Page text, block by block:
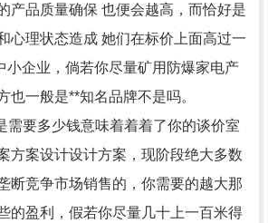
产品质量确保 也便会越高，而恰好是
心理状态造成 她们在标价上面高过一
小企业，倘若你尽量矿用防爆家电产
也一般是**知名品牌不是吗。
要多少钱意味着着着了你的谈价室
方案设计设计方案，现阶段绝大多数
断竞争市场销售的，你需要的越大那
的盈利，假若你尽量几十上一百米得